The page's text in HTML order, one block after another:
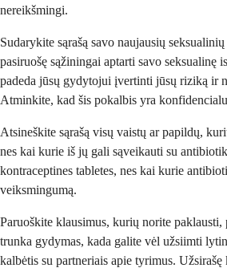
nereikšmingi.
Sudarykite sąrašą savo naujausių
pasiruošę sąžiningai aptarti savo seksualinę
padeda jūsų gydytojui įvertinti jūsų riziką ir
Atminkite, kad šis pokalbis yra
Atsineškite sąrašą visų vaistų ar papildų,
nes kai kurie iš jų gali sąveikauti su
kontraceptines tabletes, nes kai kurie
veiksmingumą.
Paruoškite klausimus, kurių norite
trunka gydymas, kada galite vėl užsiimti
kalbėtis su partneriais apie tyrimus.